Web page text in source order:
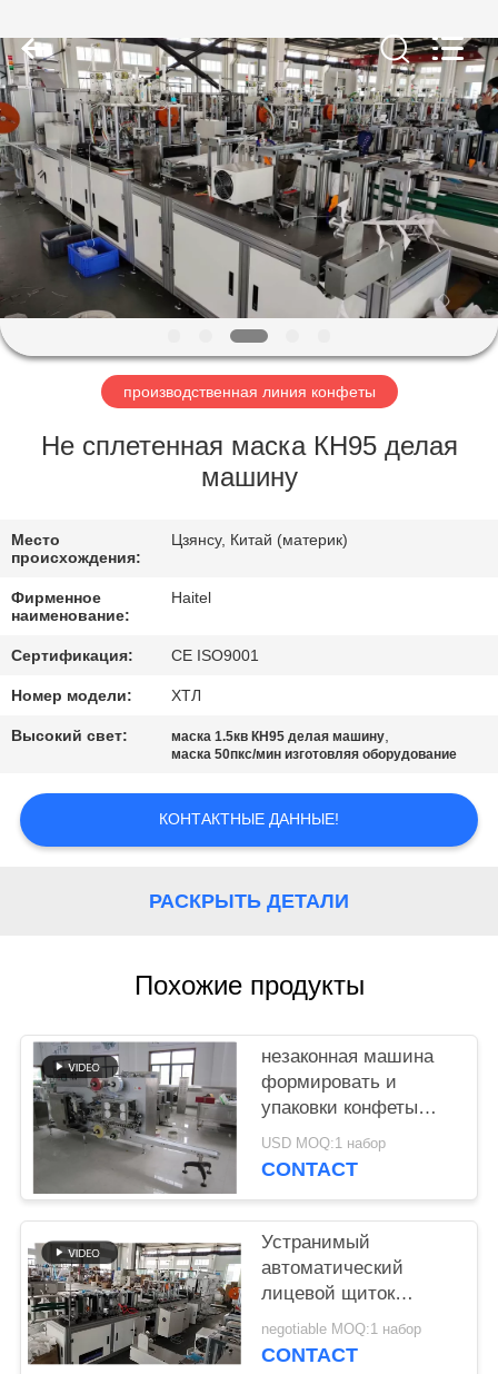
ДОМ
ПРОДУКТЫ
НАС
ПУТЕШЕСТВИЕ
ФАБРИКИ
СВЯЖИТЕСЬ
МЫ
СПРОСИТЕ
ЦИТАТУ
КАРТА
САЙТА
Co.,
Ltd.
All
Rights
Reserved.
производственная линия конфеты
Не сплетенная маска КН95 делая
машину
Место
происхождения:
Цзянсу, Китай (материк)
Фирменное
наименование:
Haitel
Сертификация: CE ISO9001
Номер модели: ХТЛ
Высокий свет: маска 1.5кв КН95 делая машину,
маска 50пкс/мин изготовляя оборудование
КОНТАКТНЫЕ ДАННЫЕ!
РАСКРЫТЬ ДЕТАЛИ
Похожие продукты
незаконная машина
формировать и
упаковки конфеты
леденца на палочке
380В
USD MOQ:1 набор
CONTACT
Устранимый
автоматический
лицевой щиток
гермошлема делая
маску машины/Н95
negotiable MOQ:1 набор
CONTACT